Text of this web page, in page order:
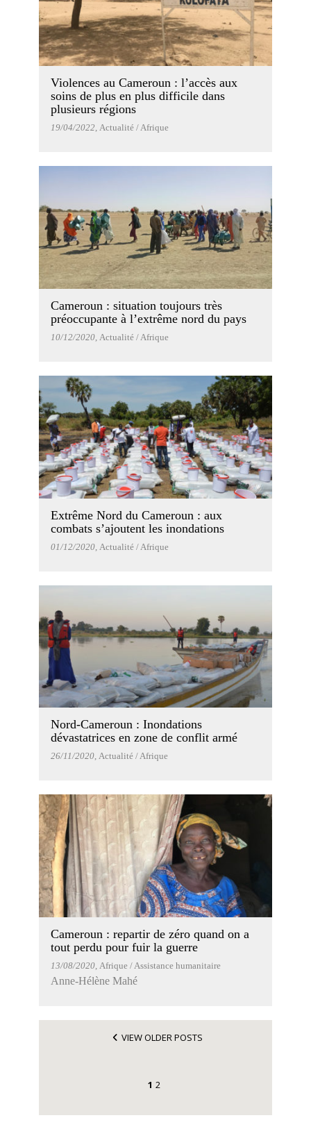
Violences au Cameroun : l’accès aux
soins de plus en plus difficile dans
plusieurs régions
19/04/2022 , Actualité / Afrique
Cameroun : situation toujours très
préoccupante à l’extrême nord du pays
10/12/2020, Actualité / Afrique
Extrême Nord du Cameroun : aux
combats s’ajoutent les inondations
01/12/2020, Actualité / Afrique
Nord-Cameroun : Inondations
dévastatrices en zone de conflit armé
26/11/2020, Actualité / Afrique
Cameroun : repartir de zéro quand on a
tout perdu pour fuir la guerre
13/08/2020, Afrique / Assistance humanitaire
Anne-Hélène Mahé
VIEW OLDER POSTS
1 2